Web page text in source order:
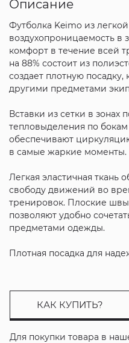
Описание
Футболка Keimo из
воздухопроницаемость в
комфорт в течение всей
на 88% состоит из
создает плотную посадку,
другими предметами
Вставки из сетки в зонах
тепловыделения по
обеспечивают
в самые жаркие моменты.
Легкая эластичная ткань
свободу движений во
тренировок. Плоские
позволяют удобно
предметами одежды.
Плотная посадка для
КАК КУПИТЬ?
Для покупки товара в